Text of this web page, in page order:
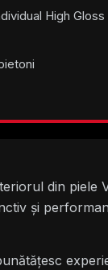
High
din piele
și